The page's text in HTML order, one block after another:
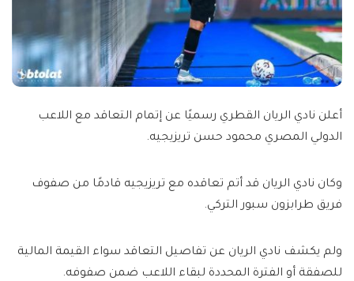
أعلن نادي الريان القطري رسميًا عن إتمام التعاقد مع اللاعب
الدولي المصري محمود حسن تريزيجيه.
وكان نادي الريان قد أتم تعاقده مع تريزيجيه قادمًا من صفوف
فريق طرابزون سبور التركي.
ولم يكشف نادي الريان عن تفاصيل التعاقد سواء القيمة المالية
للصفقة أو الفترة المحددة لبقاء اللاعب ضمن صفوفه.